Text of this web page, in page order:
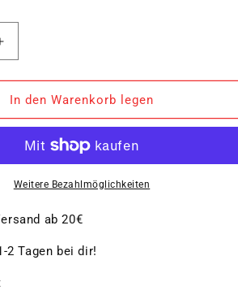
In den Warenkorb legen
Weitere Bezahlmöglichkeiten
ab 20€
2 Tagen bei dir!